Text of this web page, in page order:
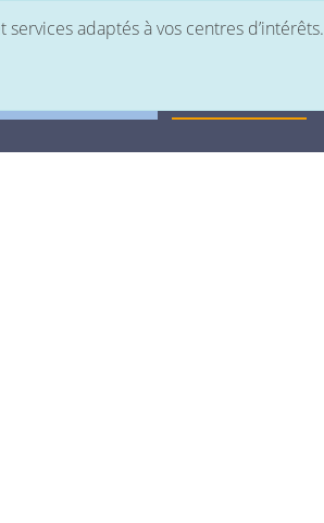
adaptés à vos centres d’intérêts.
Saisie comptabilité